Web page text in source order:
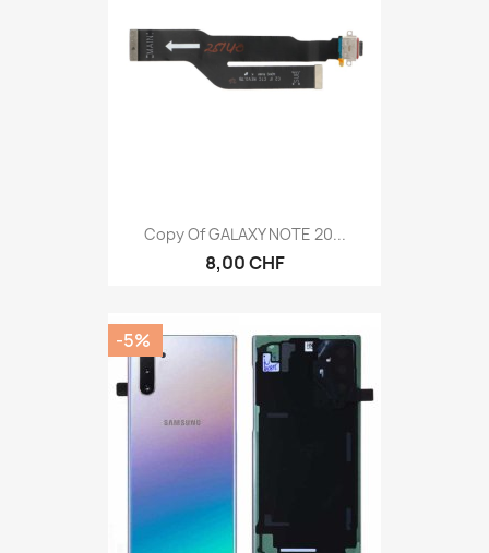
Copy Of GALAXY NOTE 20...
8,00 CHF
-5%